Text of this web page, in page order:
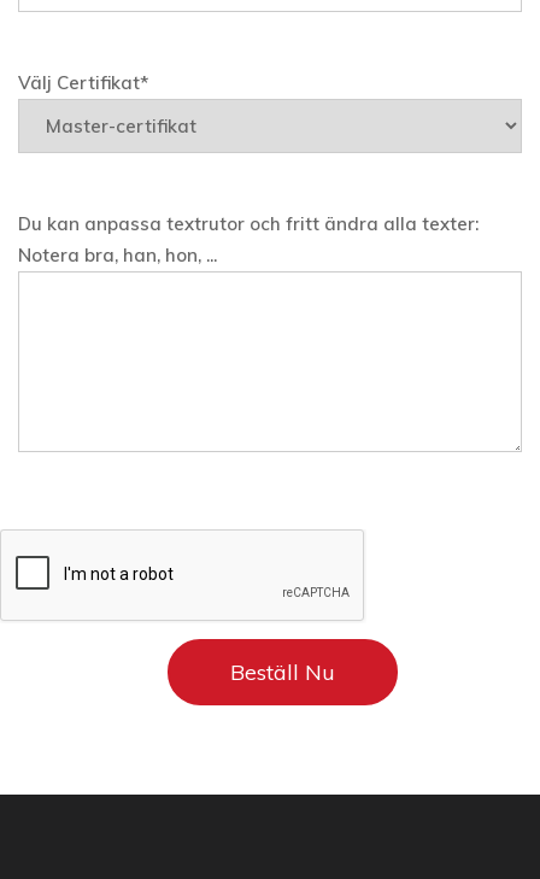
Välj Certifikat*
Du kan anpassa textrutor och fritt ändra alla texter:
Notera bra, han, hon, ...